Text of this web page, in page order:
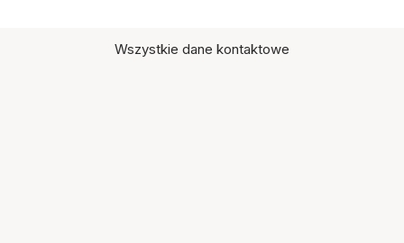
Wszystkie dane kontaktowe